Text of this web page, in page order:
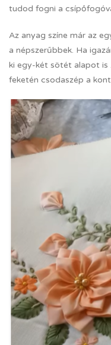
tudod fogni a
Az anyag színe már az
a népszerűbbek. Ha
ki egy-két sötét alapot is
feketén csodaszép a